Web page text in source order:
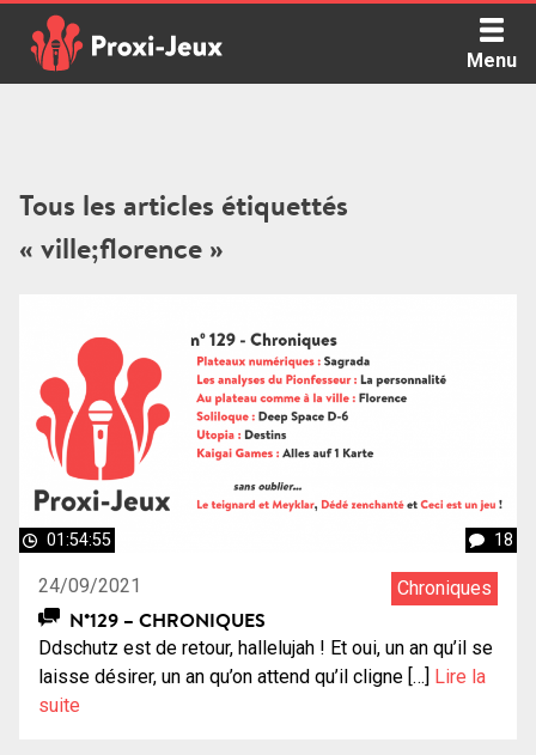
content
Menu
Tous les articles étiquettés
« ville;florence »
01:54:55 18
24/09/2021 Chroniques
N°129 – CHRONIQUES
Ddschutz est de retour, hallelujah ! Et oui, un an qu’il se
laisse désirer, un an qu’on attend qu’il cligne […] Lire la
suite